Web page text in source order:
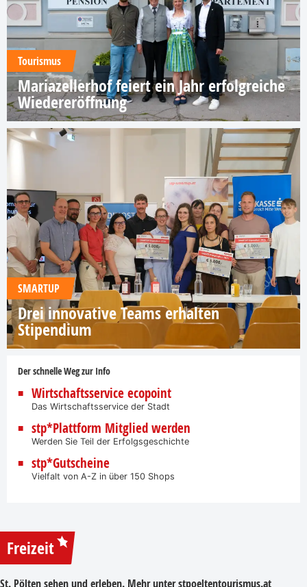
Tourismus
Mariazellerhof feiert ein Jahr erfolgreiche
Wiedereröffnung
SMARTUP
Drei innovative Teams erhalten
Stipendium
Der schnelle Weg zur Info
Wirtschaftsservice ecopoint
Das Wirtschaftsservice der Stadt
stp*Plattform Mitglied werden
Werden Sie Teil der Erfolgsgeschichte
stp*Gutscheine
Vielfalt von A-Z in über 150 Shops
Freizeit
St. Pölten sehen und erleben. Mehr unterstpoeltentourismus.at